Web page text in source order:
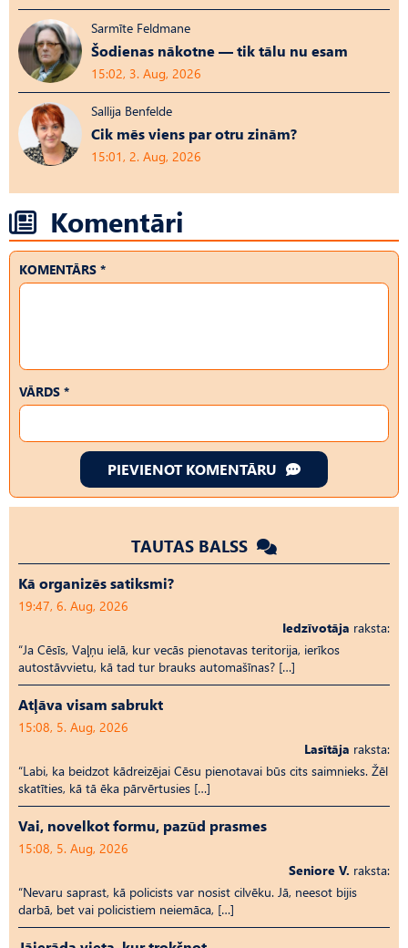
Sarmīte Feldmane
Šodienas nākotne — tik tālu nu esam
15:02, 3. Aug, 2026
Sallija Benfelde
Cik mēs viens par otru zinām?
15:01, 2. Aug, 2026
Komentāri
KOMENTĀRS *
VĀRDS *
PIEVIENOT KOMENTĀRU
TAUTAS BALSS
Kā organizēs satiksmi?
19:47, 6. Aug, 2026
Iedzīvotāja raksta:
“Ja Cēsīs, Vaļņu ielā, kur vecās pienotavas teritorija, ierīkos
autostāvvietu, kā tad tur brauks automašīnas? […]
Atļāva visam sabrukt
15:08, 5. Aug, 2026
Lasītāja raksta:
“Labi, ka beidzot kādreizējai Cēsu pienotavai būs cits saimnieks. Žēl
skatīties, kā tā ēka pārvērtusies […]
Vai, novelkot formu, pazūd prasmes
15:08, 5. Aug, 2026
Seniore V. raksta:
“Nevaru saprast, kā policists var nosist cilvēku. Jā, neesot bijis
darbā, bet vai policistiem neiemāca, […]